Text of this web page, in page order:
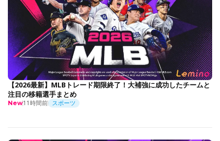
【2026最新】MLBトレード期限終了！大補強に成功したチームと
注目の移籍選手まとめ
New11時間前 スポーツ